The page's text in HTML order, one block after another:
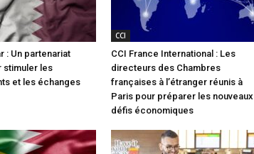
: Un partenariat
stimuler les
et les échanges
CCI
CCI France International : Les
directeurs des Chambres
françaises à l’étranger réunis à
Paris pour préparer les nouveaux
défis économiques